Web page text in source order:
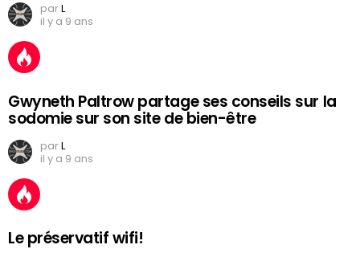
parL
il y a 9 ans
Gwyneth Paltrow partage ses conseils sur la
sodomie sur son site de bien-être
parL
il y a 9 ans
Le préservatif wifi!